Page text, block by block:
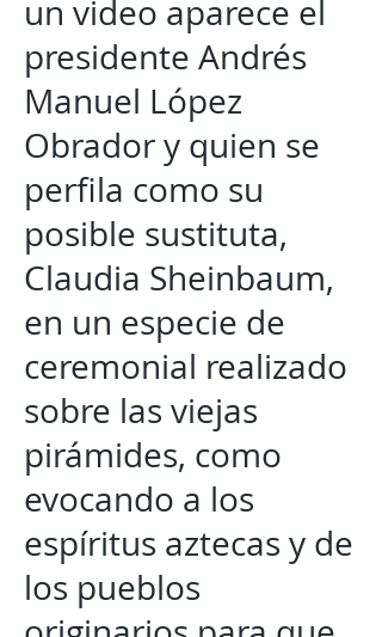
un video aparece el
presidente Andrés
Manuel López
Obrador y quien se
perfila como su
posible sustituta,
Claudia Sheinbaum,
en un especie de
ceremonial realizado
sobre las viejas
pirámides, como
evocando a los
espíritus aztecas y de
los pueblos